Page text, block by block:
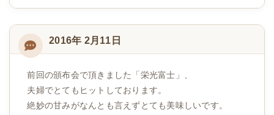
2016年 2月11日
前回の頒布会で頂きました「栄光富士」、
夫婦でとてもヒットしております。
絶妙の甘みがなんとも言えずとても美味しいです。